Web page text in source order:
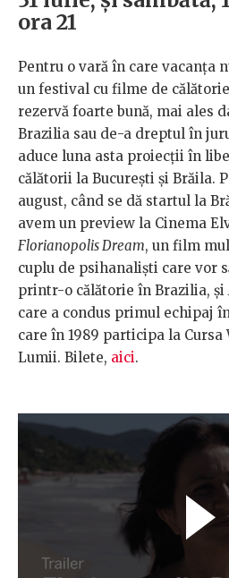
ora 21
Pentru o vară în care vacanța
un festival cu filme de
rezervă foarte bună, mai ales
Brazilia sau de-a dreptul în
aduce luna asta proiecții în
călătorii la București și Brăila.
august, când se dă startul la
avem un preview la Cinema
Florianopolis Dream, un film
cuplu de psihanaliști care vor
printr-o călătorie în Brazilia, și
care a condus primul echipaj
care în 1989 participa la
Lumii. Bilete, aici.